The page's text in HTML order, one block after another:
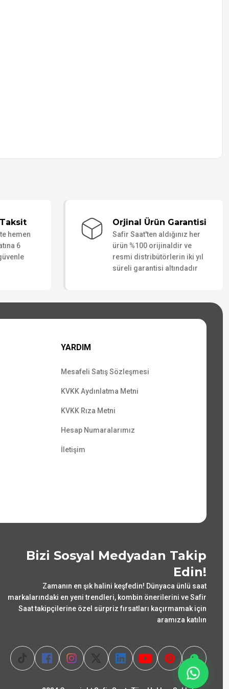
hemen
6
Orjinal Ürün Garantisi
Safir Saat'ten aldığınız her
ürün %100 orijinaldir ve
resmi distribütörlerin iki yıl
süreli garantisi altındadır
YARDIM
Mesafeli Satış Sözleşmesi
KVKK Aydınlatma Metni
KVKK Rıza Metni
Hesap Numaralarımız
İletişim
Bizi Sosyal Medyadan Takip
Edin!
Zamanın en şık halini keşfedin! Dünyaca ünlü saat
markalarındaki en yeni trendleri, kombin önerilerini ve Safir
Saat takipçilerine özel sürpriz fırsatları kaçırmamak için
aramıza katılın